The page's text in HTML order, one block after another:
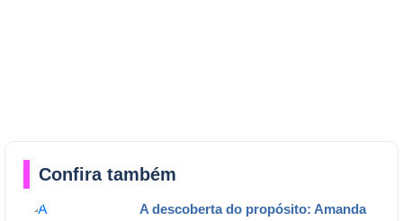
Confira também
A descoberta do propósito: Amanda